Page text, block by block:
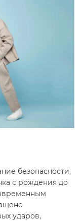
безопасности,
с рождения до
ударов,